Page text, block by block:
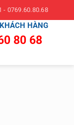
- 0769.60.80.68
HÀNG
80 68